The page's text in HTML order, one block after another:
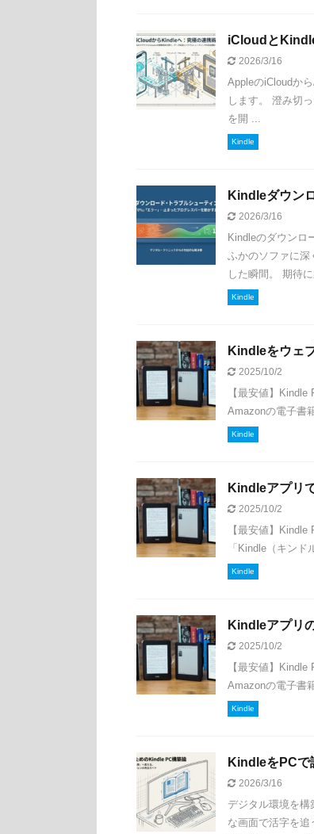
iCloudと
2026/3/16
AppleのiCloudか
します。 澄み切
を開 ...
Kindle
Kindleダウン
2026/3/16
Kindleのダウンロ
ふかのソファに深
した瞬間。 期待
Kindle
Kindleをウェ
2025/10/2
【最安値】
Amazonの電子書
Kindle
Kindleアプリ
2025/10/2
【最安値】
「Kindle（キン
Kindle
Kindleアプリ
2025/10/2
【最安値】
Amazonの電子書
Kindle
KindleをPCで
2026/3/16
デジタル環境を構
な画面で活字を